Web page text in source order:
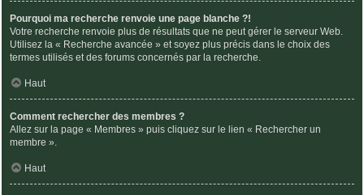
Pourquoi ma recherche renvoie une page blanche ?!
Votre recherche renvoie plus de résultats que ne peut gérer le serveur Web.
Utilisez la « Recherche avancée » et soyez plus précis dans le choix des
termes utilisés et des forums concernés par la recherche.
Haut
Comment rechercher des membres ?
Allez sur la page « Membres » puis cliquez sur le lien « Rechercher un
membre ».
Haut